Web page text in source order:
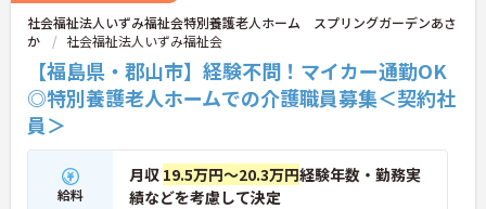
社会福祉法人いずみ福祉会特別養護老人ホーム スプリングガーデンあさ
か
社会福祉法人いずみ福祉会
【福島県・郡山市】経験不問！マイカー通勤OK
◎特別養護老人ホームでの介護職員募集＜契約社
員＞
給料
月収 19.5万円～20.3万円経験年数・勤務実
績などを考慮して決定